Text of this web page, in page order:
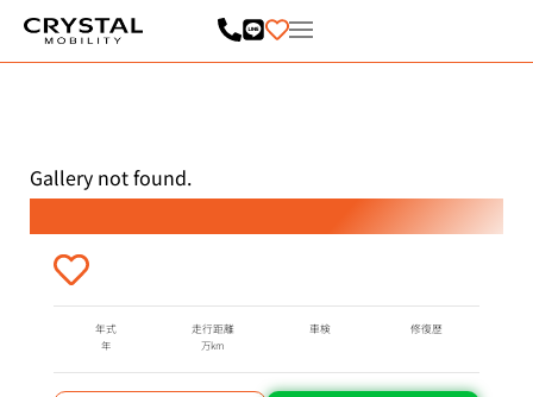
ッ
Gallery not found.
年式
年
走行距離
万km
車検 修復歴